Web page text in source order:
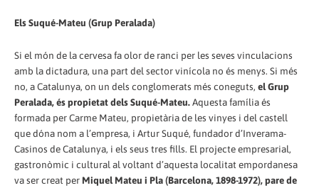
Els Suqué-Mateu (Grup Peralada)
Si el món de la cervesa fa olor de ranci per les seves vinculacions
amb la dictadura, una part del sector vinícola no és menys. Si més
no, a Catalunya, on un dels conglomerats més coneguts, el Grup
Peralada, és propietat dels Suqué-Mateu.Aquesta família és
formada per Carme Mateu, propietària de les vinyes i del castell
que dóna nom a l’empresa, i Artur Suqué, fundador d’Inverama-
Casinos de Catalunya, i els seus tres fills. El projecte empresarial,
gastronòmic i cultural al voltant d’aquesta localitat empordanesa
va ser creat per Miquel Mateu i Pla (Barcelona, 1898-1972), pare de